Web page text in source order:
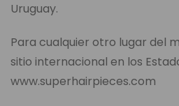
Uruguay.
Para cualquier otro lugar del
sitio internacional en los
www.superhairpieces.com